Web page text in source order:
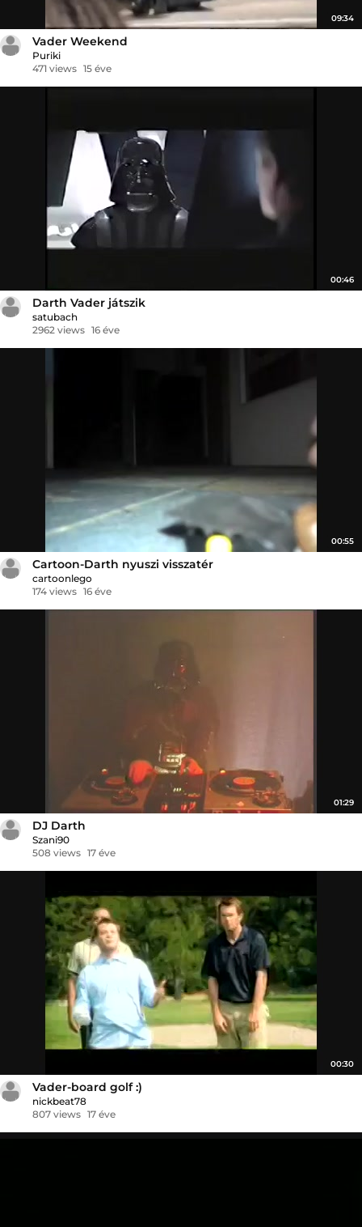
09:34
Vader Weekend
Puriki
471 views 15 éve
00:46
Darth Vader játszik
satubach
2962 views 16 éve
00:55
Cartoon-Darth nyuszi visszatér
cartoonlego
174 views 16 éve
01:29
DJ Darth
Szani90
508 views 17 éve
00:30
Vader-board golf :)
nickbeat78
807 views 17 éve